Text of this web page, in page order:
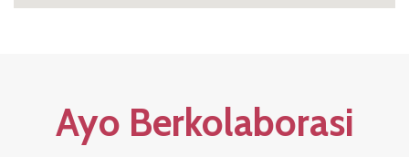
Ayo Berkolaborasi